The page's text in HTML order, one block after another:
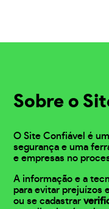
Sobre o
O Site Confiável é
segurança e uma
e empresas no
A informação e a
para evitar prejuízos
ou se cadastrar